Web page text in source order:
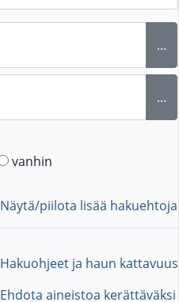
...
...
vanhin
Näytä/piilota lisää hakuehtoja
Hakuohjeet ja haun kattavuus
Ehdota aineistoa kerättäväksi